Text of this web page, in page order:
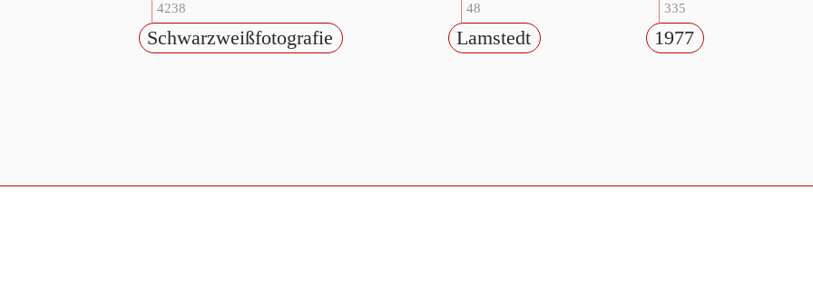
4238
Schwarzweißfotografie
48
Lamstedt
335
1977